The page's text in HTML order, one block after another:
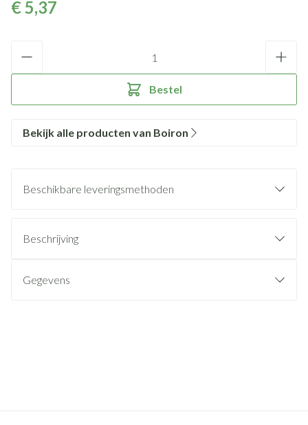
€ 5,37
Bestel
Bekijk alle producten van Boiron
Beschikbare leveringsmethoden
Beschrijving
Gegevens